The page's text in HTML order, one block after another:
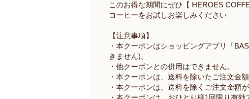
このお得な期間にぜひ【 HEROES
コーヒーをお試しお楽しみください
【注意事項】
・本クーポンはショッピングアプリ「
きません)。
・他クーポンとの併用はできません。
・本クーポンは、送料を除いたご注文金
・本クーポンは、送料を除くご注文金額が